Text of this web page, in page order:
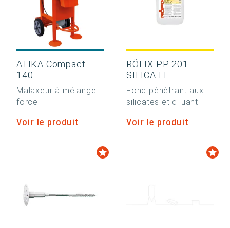
ATIKA Compact
140
Malaxeur à mélange
force
Voir le produit
RÖFIX PP 201
SILICA LF
Fond pénétrant aux
silicates et diluant
Voir le produit